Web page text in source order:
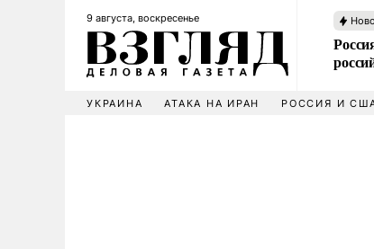
9 августа, воскресенье
УКРАИНА АТАКА НА ИРАН РОССИЯ И